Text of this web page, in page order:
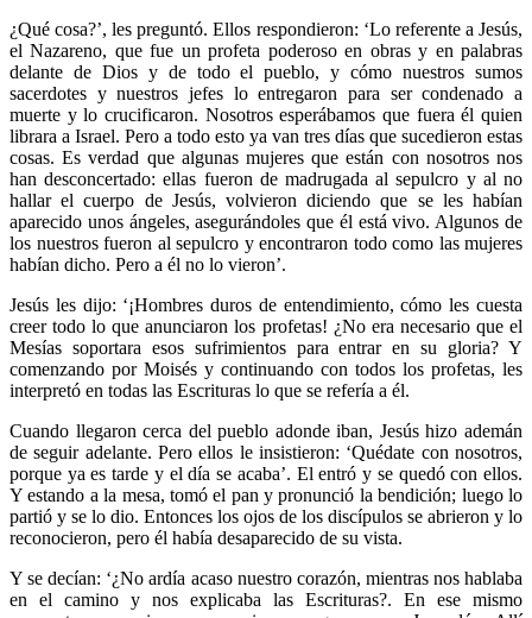
¿Qué cosa?’, les preguntó. Ellos respondieron: ‘Lo referente a Jesús,
el Nazareno, que fue un profeta poderoso en obras y en palabras
delante de Dios y de todo el pueblo, y cómo nuestros sumos
sacerdotes y nuestros jefes lo entregaron para ser condenado a
muerte y lo crucificaron. Nosotros esperábamos que fuera él quien
librara a Israel. Pero a todo esto ya van tres días que sucedieron estas
cosas. Es verdad que algunas mujeres que están con nosotros nos
han desconcertado: ellas fueron de madrugada al sepulcro y al no
hallar el cuerpo de Jesús, volvieron diciendo que se les habían
aparecido unos ángeles, asegurándoles que él está vivo. Algunos de
los nuestros fueron al sepulcro y encontraron todo como las mujeres
habían dicho. Pero a él no lo vieron’.
Jesús les dijo: ‘¡Hombres duros de entendimiento, cómo les cuesta
creer todo lo que anunciaron los profetas! ¿No era necesario que el
Mesías soportara esos sufrimientos para entrar en su gloria? Y
comenzando por Moisés y continuando con todos los profetas, les
interpretó en todas las Escrituras lo que se refería a él.
Cuando llegaron cerca del pueblo adonde iban, Jesús hizo ademán
de seguir adelante. Pero ellos le insistieron: ‘Quédate con nosotros,
porque ya es tarde y el día se acaba’. El entró y se quedó con ellos.
Y estando a la mesa, tomó el pan y pronunció la bendición; luego lo
partió y se lo dio. Entonces los ojos de los discípulos se abrieron y lo
reconocieron, pero él había desaparecido de su vista.
Y se decían: ‘¿No ardía acaso nuestro corazón, mientras nos hablaba
en el camino y nos explicaba las Escrituras?. En ese mismo